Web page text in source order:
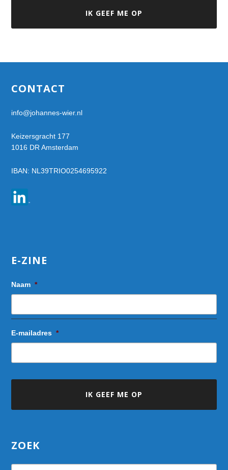
Footer
CONTACT
info@johannes-wier.nl
Keizersgracht 177
1016 DR Amsterdam
IBAN: NL39TRIO0254695922
E-ZINE
Naam *
E-mailadres *
ZOEK